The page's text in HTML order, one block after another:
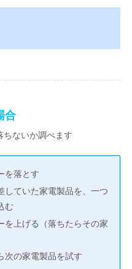
合
ちないか調べます
を落とす
ていた家電製品を、一つ
む
上げる（落ちたらその家
の家電製品を試す